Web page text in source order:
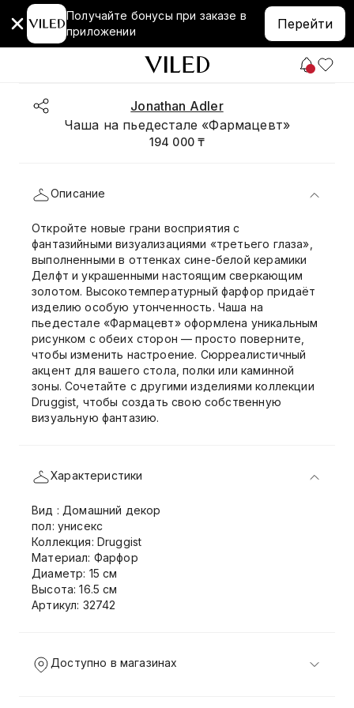
Получайте бонусы при заказе в
приложении
Перейти
Jonathan Adler
Чаша на пьедестале «Фармацевт»
194 000 ₸
Описание
Откройте новые грани восприятия с
фантазийными визуализациями «третьего глаза»,
выполненными в оттенках сине-белой керамики
Делфт и украшенными настоящим сверкающим
золотом. Высокотемпературный фарфор придаёт
изделию особую утонченность. Чаша на
пьедестале «Фармацевт» оформлена уникальным
рисунком с обеих сторон — просто поверните,
чтобы изменить настроение. Сюрреалистичный
акцент для вашего стола, полки или каминной
зоны. Сочетайте с другими изделиями коллекции
Druggist, чтобы создать свою собственную
визуальную фантазию.
Характеристики
Вид : Домашний декор
пол: унисекс
Коллекция: Druggist
Материал: Фарфор
Диаметр: 15 см
Высота: 16.5 см
Артикул: 32742
Доступно в магазинах